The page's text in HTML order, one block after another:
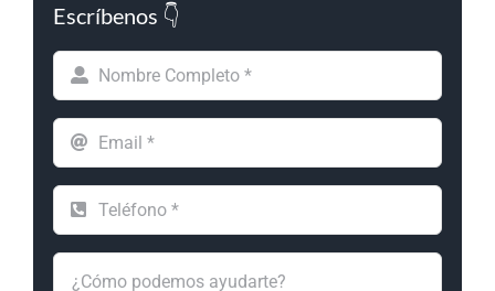
Escríbenos 👇